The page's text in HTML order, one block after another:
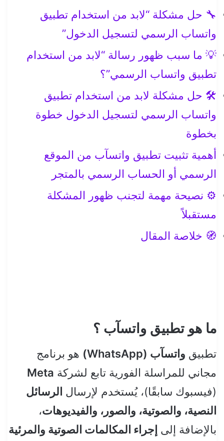
🔧 حل مشكلة “لابد من استخدام تطبيق
واتساب الرسمي لتسجيل الدخول”
💡 ما سبب ظهور رسالة “لابد من استخدام
تطبيق واتساب الرسمي”؟
🛠️ حل مشكلة لابد من استخدام تطبيق
واتساب الرسمي لتسجيل الدخول خطوة
بخطوة
أهمية تثبيت تطبيق واتسآب من الموقع
الرسمي أو الحساب الرسمي بالمتجر
⚙️ نصيحة مهمة لتجنب ظهور المشكلة
مستقبلاً
🧭 خلاصة المقال
ما هو تطبيق واتسآب ؟
تطبيق واتسآب (WhatsApp)
هو برنامج
مجاني للمراسلة الفورية تابع لشركة Meta
(فيسبوك سابقًا)، يُستخدم لإرسال الرسائل
النصية، والصوتية، والصور، والفيديوهات،
بالإضافة إلى إجراء المكالمات الصوتية والمرئية